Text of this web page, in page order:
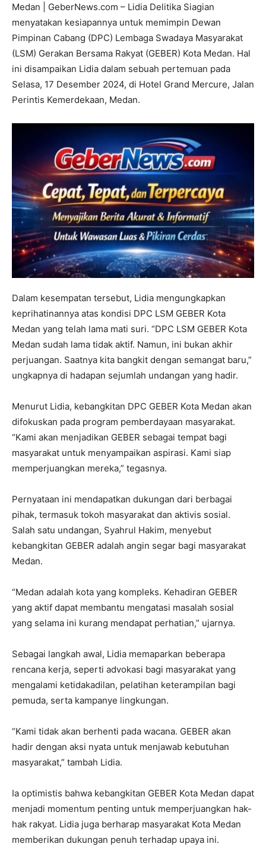
Medan | GeberNews.com – Lidia Delitika Siagian
menyatakan kesiapannya untuk memimpin Dewan
Pimpinan Cabang (DPC) Lembaga Swadaya Masyarakat
(LSM) Gerakan Bersama Rakyat (GEBER) Kota Medan. Hal
ini disampaikan Lidia dalam sebuah pertemuan pada
Selasa, 17 Desember 2024, di Hotel Grand Mercure, Jalan
Perintis Kemerdekaan, Medan.
Dalam kesempatan tersebut, Lidia mengungkapkan
keprihatinannya atas kondisi DPC LSM GEBER Kota
Medan yang telah lama mati suri. “DPC LSM GEBER Kota
Medan sudah lama tidak aktif. Namun, ini bukan akhir
perjuangan. Saatnya kita bangkit dengan semangat baru,”
ungkapnya di hadapan sejumlah undangan yang hadir.
Menurut Lidia, kebangkitan DPC GEBER Kota Medan akan
difokuskan pada program pemberdayaan masyarakat.
“Kami akan menjadikan GEBER sebagai tempat bagi
masyarakat untuk menyampaikan aspirasi. Kami siap
memperjuangkan mereka,” tegasnya.
Pernyataan ini mendapatkan dukungan dari berbagai
pihak, termasuk tokoh masyarakat dan aktivis sosial.
Salah satu undangan, Syahrul Hakim, menyebut
kebangkitan GEBER adalah angin segar bagi masyarakat
Medan.
“Medan adalah kota yang kompleks. Kehadiran GEBER
yang aktif dapat membantu mengatasi masalah sosial
yang selama ini kurang mendapat perhatian,” ujarnya.
Sebagai langkah awal, Lidia memaparkan beberapa
rencana kerja, seperti advokasi bagi masyarakat yang
mengalami ketidakadilan, pelatihan keterampilan bagi
pemuda, serta kampanye lingkungan.
“Kami tidak akan berhenti pada wacana. GEBER akan
hadir dengan aksi nyata untuk menjawab kebutuhan
masyarakat,” tambah Lidia.
Ia optimistis bahwa kebangkitan GEBER Kota Medan dapat
menjadi momentum penting untuk memperjuangkan hak-
hak rakyat. Lidia juga berharap masyarakat Kota Medan
memberikan dukungan penuh terhadap upaya ini.